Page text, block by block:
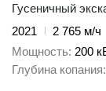
Гусеничный
2021
2 765 м/ч
Мощность 200
Глубина копания